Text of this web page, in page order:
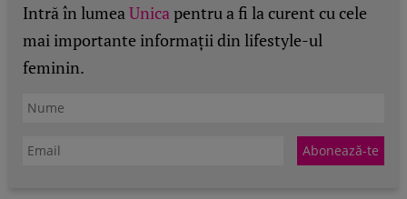
Intră în lumeaUnicapentru a fi la curent cu cele
mai importante informații din lifestyle-ul
feminin.